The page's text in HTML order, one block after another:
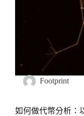
Footprint
如何做代幣分析：